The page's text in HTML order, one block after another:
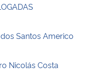
Santos Americo
Nicolás Costa